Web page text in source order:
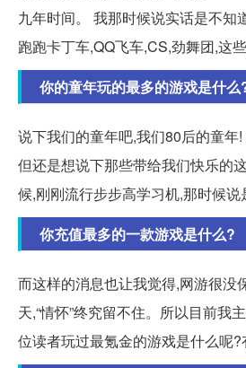
九年时间。 我那时候说实话是不知
跑跑卡丁车,QQ飞车,CS,劲舞团,这
你的童年玩的最多的游戏是什么
说下我们的童年吧,我们80后的童年
但还是想说下那些带给我们快乐的
候,刚刚流行步步高学习机,那时候说
你充值最多的一款游戏是什么?
而这样的消息也让我觉得,网游很没
天,“情怀”终究留不住。所以目前我
位读者玩过最氪金的游戏是什么呢?